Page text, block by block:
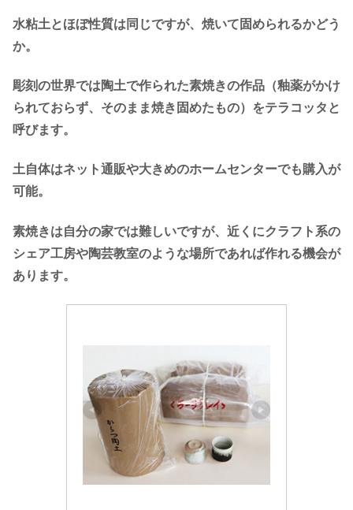
水粘土とほぼ性質は同じですが、焼いて固められるかどう
か。
彫刻の世界では陶土で作られた素焼きの作品（釉薬がかけ
られておらず、そのまま焼き固めたもの）をテラコッタと
呼びます。
土自体はネット通販や大きめのホームセンターでも購入が
可能。
素焼きは自分の家では難しいですが、近くにクラフト系の
シェア工房や陶芸教室のような場所であれば作れる機会が
あります。